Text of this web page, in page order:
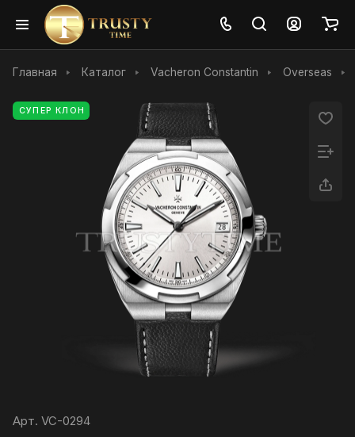
Главная Каталог Vacheron Constantin Overseas
СУПЕР КЛОН
Арт. VC-0294